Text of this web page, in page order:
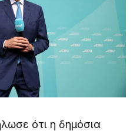
ότι η δημόσια